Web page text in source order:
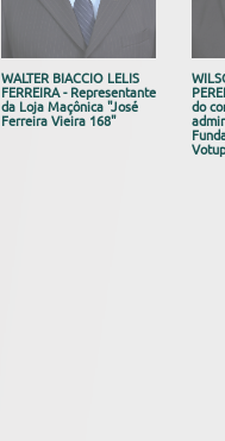
WALTER BIACCIO LELIS
FERREIRA - Representante
da Loja Maçônica "José
Ferreira Vieira 168"
do